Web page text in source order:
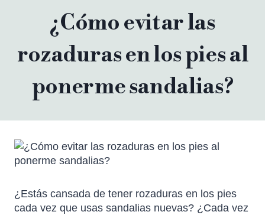
¿Cómo evitar las
rozaduras en los pies al
ponerme sandalias?
¿Estás cansada de tener rozaduras en los pies
cada vez que usas sandalias nuevas? ¿Cada vez